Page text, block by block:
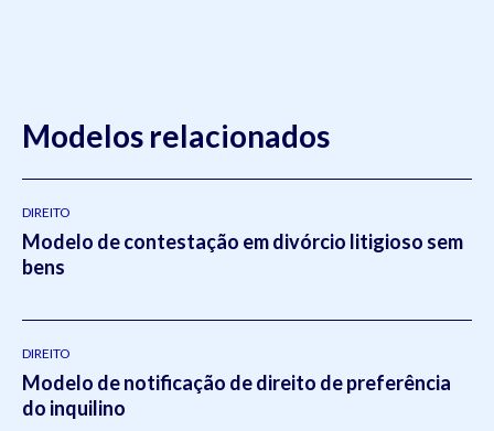
Modelos relacionados
DIREITO
Modelo de contestação em divórcio litigioso sem
bens
DIREITO
Modelo de notificação de direito de preferência
do inquilino